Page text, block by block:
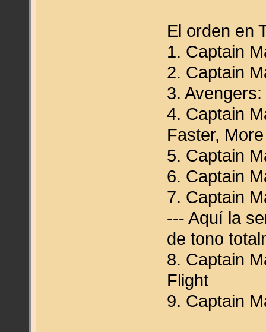
El orden en
1. Captain
2. Captain
3.
4. Captain
Faster, More
5. Captain
6. Captain
7. Captain
--- Aquí la
de tono
8. Captain
Flight
9. Captain